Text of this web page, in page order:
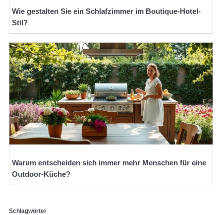
Wie gestalten Sie ein Schlafzimmer im Boutique-Hotel-
Stil?
Warum entscheiden sich immer mehr Menschen für eine
Outdoor-Küche?
Schlagwörter